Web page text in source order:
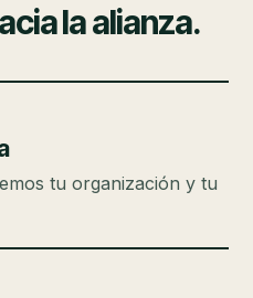
la alianza.
tu organización y tu